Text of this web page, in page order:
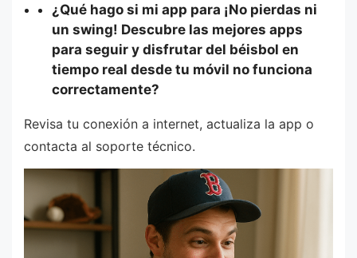
¿Qué hago si mi app para ¡No pierdas ni
un swing! Descubre las mejores apps
para seguir y disfrutar del béisbol en
tiempo real desde tu móvil no funciona
correctamente?
Revisa tu conexión a internet, actualiza la app o
contacta al soporte técnico.